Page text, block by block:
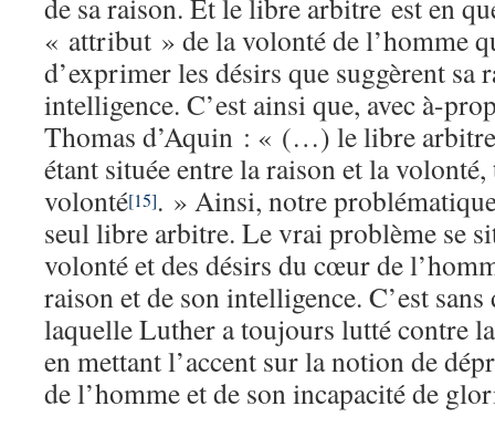
de sa raison. Et le libre arbitre est en
« attribut » de la volonté de l’homme
d’exprimer les désirs que suggèrent sa
intelligence. C’est ainsi que, avec à-
Thomas d’Aquin : « (…) le libre arbitre
étant située entre la raison et la volonté,
volonté[15]. » Ainsi, notre
seul libre arbitre. Le vrai problème se
volonté et des désirs du cœur de
raison et de son intelligence. C’est
laquelle Luther a toujours lutté contre
en mettant l’accent sur la notion de
de l’homme et de son incapacité de